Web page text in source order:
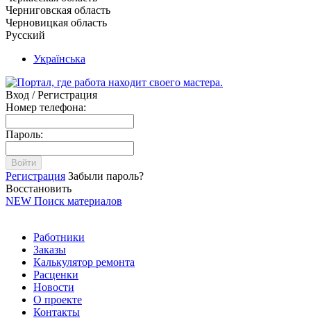
Черниговская область
Черновицкая область
Русский
Українська
Вход / Регистрация
Номер телефона:
Пароль:
Войти
Регистрация Забыли пароль?
Восстановить
NEW Поиск материалов
Работники
Заказы
Калькулятор ремонта
Расценки
Новости
О проекте
Контакты